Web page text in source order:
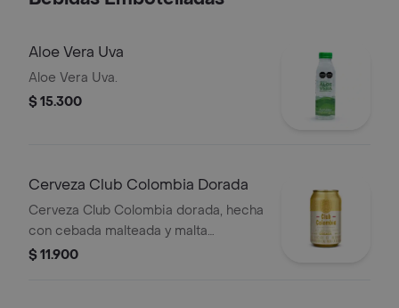
Aloe Vera Uva
Aloe Vera Uva.
$ 15.300
Cerveza Club Colombia Dorada
Cerveza Club Colombia dorada, hecha
con cebada malteada y malta
caramelo, en presentación de lata por
$ 11.900